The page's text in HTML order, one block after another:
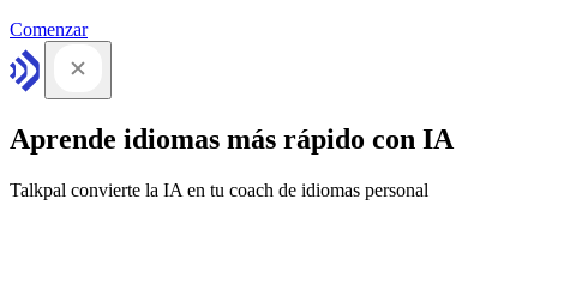
Comenzar
Aprende idiomas más rápido con IA
Talkpal convierte la IA en tu coach de idiomas personal